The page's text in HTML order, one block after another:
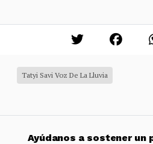
Tatyi Savi Voz De La Lluvia
Ayúdanos a sostener un